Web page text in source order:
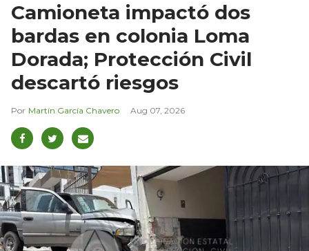
Camioneta impactó dos
bardas en colonia Loma
Dorada; Protección Civil
descartó riesgos
Martín García Chavero Aug 07, 2026